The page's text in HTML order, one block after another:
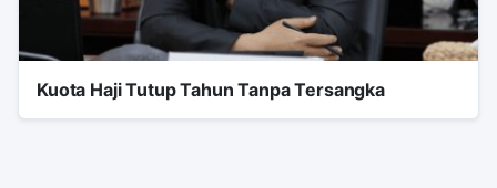
Kuota Haji Tutup Tahun Tanpa Tersangka